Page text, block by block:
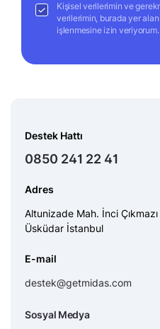
Kişisel verilerimin ve
verilerimin, burada yer
işlenmesine izin veriyorum.
Destek Hattı
0850 241 22 41
Adres
Altunizade Mah. İnci
Üsküdar İstanbul
E-mail
destek@getmidas.com
Sosyal Medya